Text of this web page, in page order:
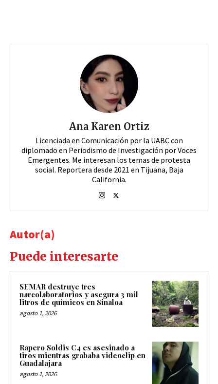
Ana Karen Ortiz
Licenciada en Comunicación por la UABC con
diplomado en Periodismo de Investigación por Voces
Emergentes. Me interesan los temas de protesta
social. Reportera desde 2021 en Tijuana, Baja
California.
Autor(a)
Puede interesarte
SEMAR destruye tres
narcolaboratorios y asegura 3 mil
litros de químicos en Sinaloa
agosto 1, 2026
Rapero Soldis C4 es asesinado a
tiros mientras grababa videoclip en
Guadalajara
agosto 1, 2026